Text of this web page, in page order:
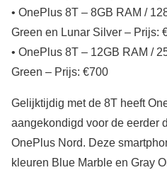
• OnePlus 8T – 8GB RAM /
Green en Lunar Silver – Prijs:
• OnePlus 8T – 12GB RAM /
Green – Prijs: €700
Gelijktijdig met de 8T heeft
aangekondigd voor de eerder
OnePlus Nord. Deze
kleuren Blue Marble en Gray